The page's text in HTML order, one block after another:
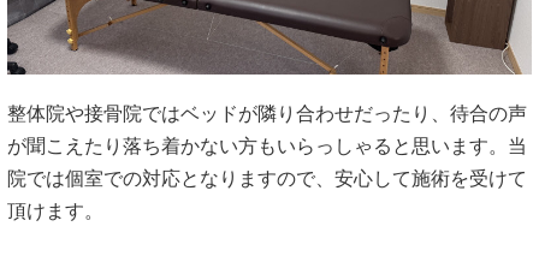
整体院や接骨院ではベッドが隣り合わせだったり、待合の声
が聞こえたり落ち着かない方もいらっしゃると思います。当
院では個室での対応となりますので、安心して施術を受けて
頂けます。